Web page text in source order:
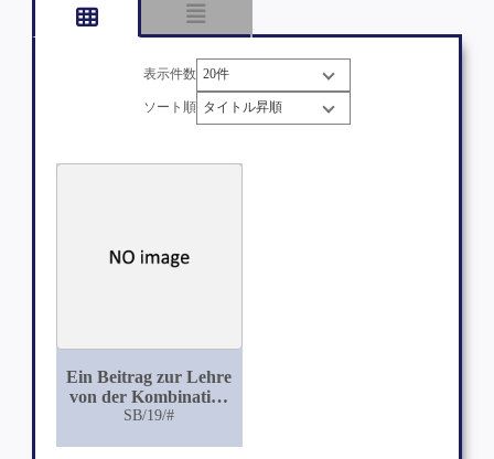
表示件数
ソート順
Ein Beitrag zur Lehre
von der Kombination
des Scheinzwittertums
SB/19/#